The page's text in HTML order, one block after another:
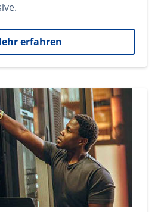
erfahren